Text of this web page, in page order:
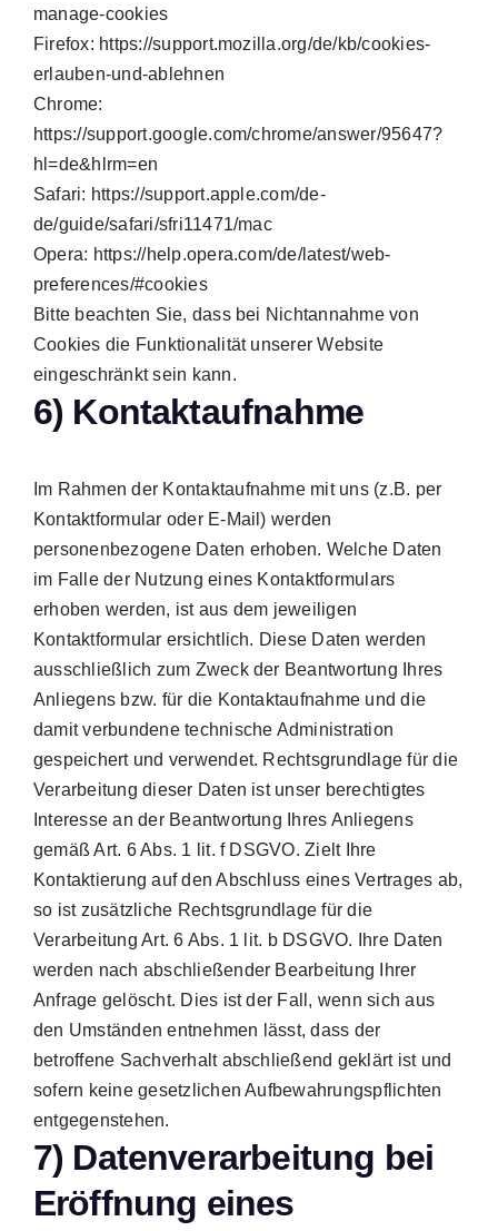
manage-cookies
Firefox: https://support.mozilla.org/de/kb/cookies-
erlauben-und-ablehnen
Chrome:
https://support.google.com/chrome/answer/95647?
hl=de&hlrm=en
Safari: https://support.apple.com/de-
de/guide/safari/sfri11471/mac
Opera: https://help.opera.com/de/latest/web-
preferences/#cookies
Bitte beachten Sie, dass bei Nichtannahme von
Cookies die Funktionalität unserer Website
eingeschränkt sein kann.
6) Kontaktaufnahme
Im Rahmen der Kontaktaufnahme mit uns (z.B. per
Kontaktformular oder E-Mail) werden
personenbezogene Daten erhoben. Welche Daten
im Falle der Nutzung eines Kontaktformulars
erhoben werden, ist aus dem jeweiligen
Kontaktformular ersichtlich. Diese Daten werden
ausschließlich zum Zweck der Beantwortung Ihres
Anliegens bzw. für die Kontaktaufnahme und die
damit verbundene technische Administration
gespeichert und verwendet. Rechtsgrundlage für die
Verarbeitung dieser Daten ist unser berechtigtes
Interesse an der Beantwortung Ihres Anliegens
gemäß Art. 6 Abs. 1 lit. f DSGVO. Zielt Ihre
Kontaktierung auf den Abschluss eines Vertrages ab,
so ist zusätzliche Rechtsgrundlage für die
Verarbeitung Art. 6 Abs. 1 lit. b DSGVO. Ihre Daten
werden nach abschließender Bearbeitung Ihrer
Anfrage gelöscht. Dies ist der Fall, wenn sich aus
den Umständen entnehmen lässt, dass der
betroffene Sachverhalt abschließend geklärt ist und
sofern keine gesetzlichen Aufbewahrungspflichten
entgegenstehen.
7) Datenverarbeitung bei
Eröffnung eines